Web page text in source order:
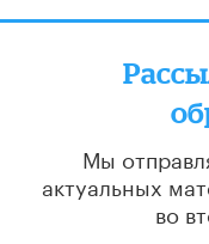
Мы
актуальных
во